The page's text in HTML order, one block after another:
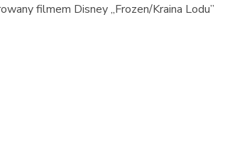
filmem Disney „Frozen/Kraina Lodu”